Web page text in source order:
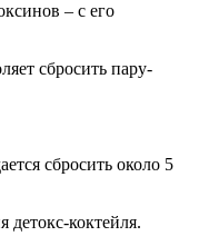
– с его
сбросить пару-
сбросить около 5
детокс-коктейля.